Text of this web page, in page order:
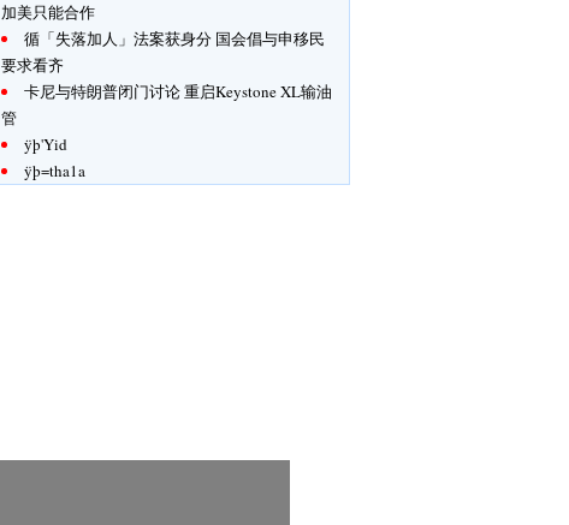
加美只能合作
循「失落加人」法案获身分 国会倡与申移民
要求看齐
卡尼与特朗普闭门讨论 重启Keystone XL输油
管
ÿþ'Yid
ÿþ=tha1a